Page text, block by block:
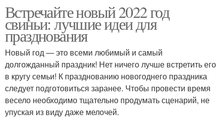
Встречайте новый 2022 год
свиньи: лучшие идеи для
празднования
Новый год — это всеми любимый и самый
долгожданный праздник! Нет ничего лучше встретить его
в кругу семьи! К празднованию новогоднего праздника
следует подготовиться заранее. Чтобы провести время
весело необходимо тщательно продумать сценарий, не
упуская из виду даже мелочей.